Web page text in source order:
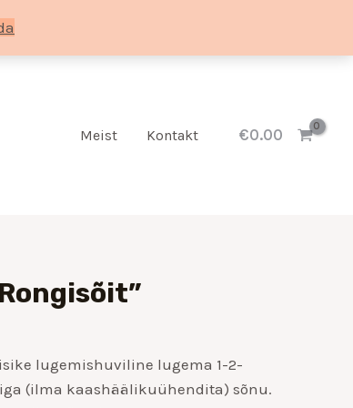
Meist Kontakt €0.00
lugemishuviline lugema 1-2-
(ilma kaashäälikuühendita) sõnu.